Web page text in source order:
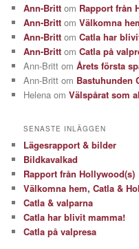
Ann-Britt om Rapport från
Ann-Britt omVälkomna
Ann-Britt omCatla har
Ann-Britt omCatla på
Ann-Britt omÅrets första
Ann-Britt om Bastuhunden
Helena omVälspårat som
SENASTE INLÄGGEN
Lägesrapport & bilder
Bildkavalkad
Rapport från Hollywood(s)
Välkomna hem, Catla &
Catla & valparna
Catla har blivit mamma!
Catla på valpresa